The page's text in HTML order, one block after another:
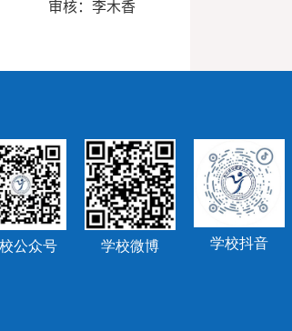
审核：李木香
公众号 学校微博 学校抖音